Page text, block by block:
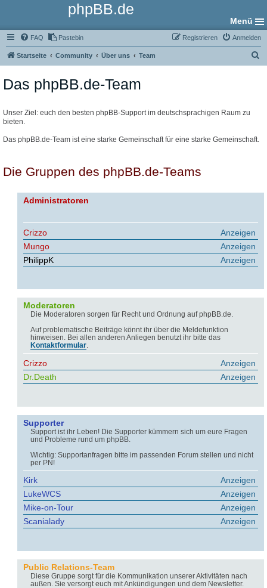
phpBB.de
Menü
FAQ Pastebin Anmelden
Registrieren
Startseite Community Über uns Team
Das phpBB.de-Team
Unser Ziel: euch den besten phpBB-Support im deutschsprachigen Raum zu
bieten.
Das phpBB.de-Team ist eine starke Gemeinschaft für eine starke Gemeinschaft.
Die Gruppen des phpBB.de-Teams
Administratoren
Anzeigen
Crizzo
Anzeigen
Mungo
Anzeigen
PhilippK
Moderatoren
Die Moderatoren sorgen für Recht und Ordnung auf phpBB.de.
Auf problematische Beiträge könnt ihr über die Meldefunktion
hinweisen. Bei allen anderen Anliegen benutzt ihr bitte das
Kontaktformular.
Anzeigen
Crizzo
Anzeigen
Dr.Death
Supporter
Support ist ihr Leben! Die Supporter kümmern sich um eure Fragen
und Probleme rund um phpBB.
Wichtig: Supportanfragen bitte im passenden Forum stellen und nicht
per PN!
Anzeigen
Kirk
Anzeigen
LukeWCS
Anzeigen
Mike-on-Tour
Anzeigen
Scanialady
Public Relations-Team
Diese Gruppe sorgt für die Kommunikation unserer Aktivitäten nach
außen. Sie versorgt euch mit Ankündigungen und dem Newsletter.